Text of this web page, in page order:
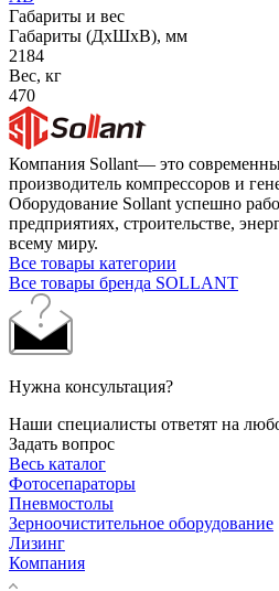
Габариты и вес
Габариты (ДхШхВ), мм
2184
Вес, кг
470
Компания Sollant— это
производитель компрессоров и
Оборудование Sollant успешно
предприятиях, строительстве,
всему миру.
Все товары категории
Все товары бренда SOLLANT
Нужна консультация?
Наши специалисты ответят на
Задать вопрос
Весь каталог
Фотосепараторы
Пневмостолы
Зерноочистительное оборудование
Лизинг
Компания